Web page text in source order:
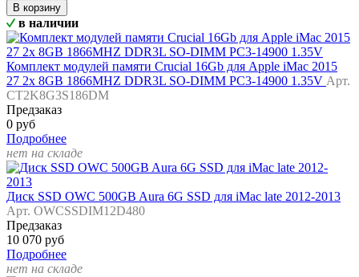
В корзину
в наличии
Комплект модулей памяти Crucial 16Gb для Apple iMac 2015
27 2x 8GB 1866MHZ DDR3L SO-DIMM PC3-14900 1.35V Арт.
CT2K8G3S186DM
Предзаказ
0 руб
Подробнее
нет на складе
Диск SSD OWC 500GB Aura 6G SSD для iMac late 2012-2013
Арт. OWCSSDIM12D480
Предзаказ
10 070 руб
Подробнее
нет на складе